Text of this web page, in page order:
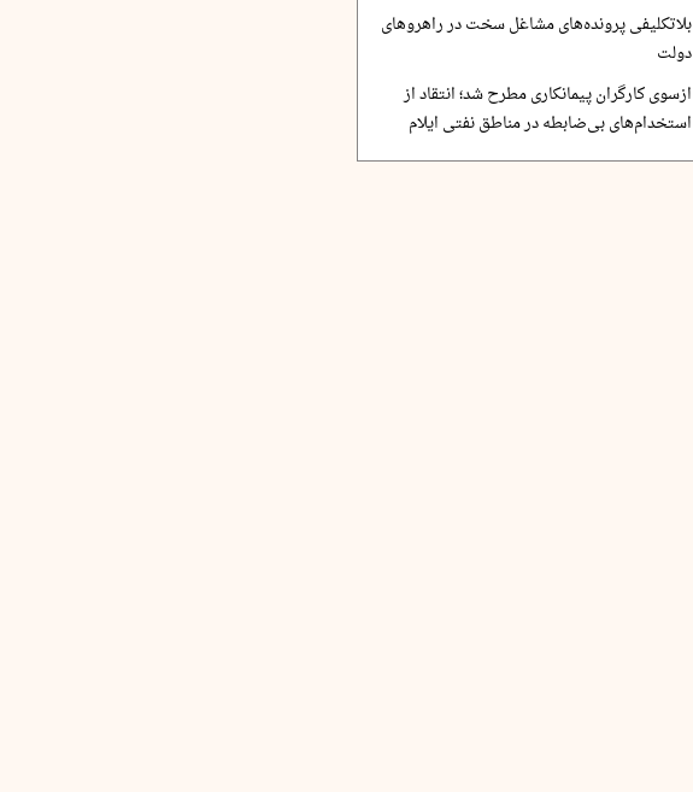
بلاتکلیفی پرونده‌های مشاغل سخت در راهروهای
دولت
ازسوی کارگران پیمانکاری مطرح شد؛ انتقاد از
استخدام‌های بی‌ضابطه در مناطق نفتی ایلام